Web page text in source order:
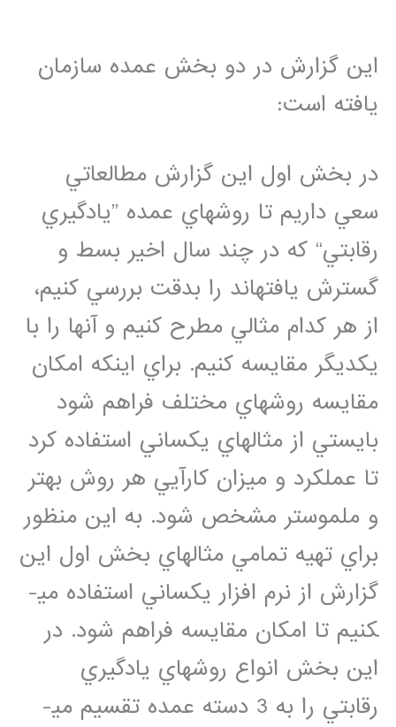
اين گزارش در دو بخش عمده سازمان
يافته است:
در بخش اول اين گزارش مطالعاتي
سعي داريم تا روش­هاي عمده ”يادگيري
رقابتي“ كه در چند سال اخير بسط و
گسترش يافته­اند را بدقت بررسي كنيم،
از هر كدام مثالي مطرح كنيم و آنها را با
يكديگر مقايسه كنيم. براي اينكه امكان
مقايسه روش­هاي مختلف فراهم شود
بايستي از مثال­هاي يكساني استفاده كرد
تا عملكرد و ميزان كارآيي هر روش بهتر
و ملموس­تر مشخص شود. به اين منظور
براي تهيه تمامي مثال­هاي بخش اول اين
گزارش از نرم ­افزار يكساني استفاده مي­
كنيم تا امكان مقايسه فراهم شود. در
اين بخش انواع روش­هاي يادگيري
رقابتي را به 3 دسته عمده تقسيم مي­